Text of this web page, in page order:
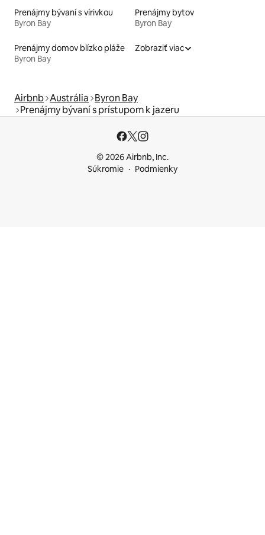
Prenájmy bývaní s vírivkou
Byron Bay
Prenájmy bytov
Byron Bay
Prenájmy domov blízko pláže
Byron Bay
Zobraziť viac
Airbnb Austrália Byron Bay
Prenájmy bývaní s prístupom k jazeru
© 2026 Airbnb, Inc.
Súkromie
Podmienky